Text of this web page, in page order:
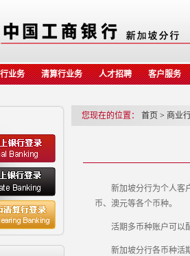
业务 清算行业务 人才招聘 客户服务
您现在的位置： 首页 > 商业
新加坡分行为个人客户
币、澳元等各个币种。
活期多币种账户可以配
新加坡分行各币种活